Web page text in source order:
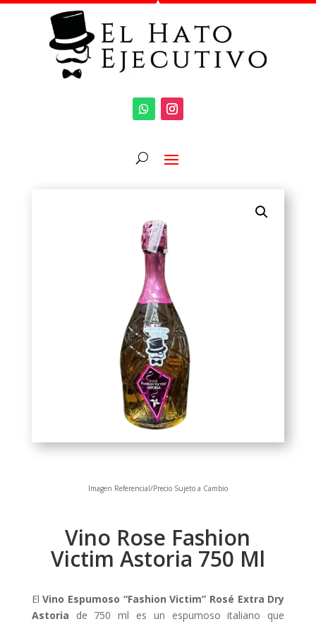
Imagen Referencial/Precio Sujeto a Cambio
Vino Rose Fashion
Victim Astoria 750 Ml
ElVino Espumoso “Fashion Victim” Rosé Extra Dry
Astoria de 750 ml es un espumoso italiano que